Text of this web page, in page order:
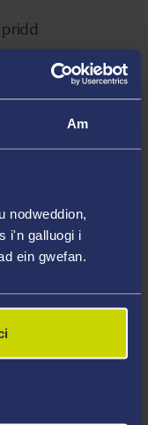
Am
nodweddion,
i'n galluogi i
ein gwefan.
pridd